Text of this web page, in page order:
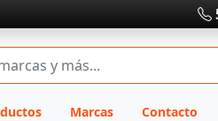
Marcas Contacto